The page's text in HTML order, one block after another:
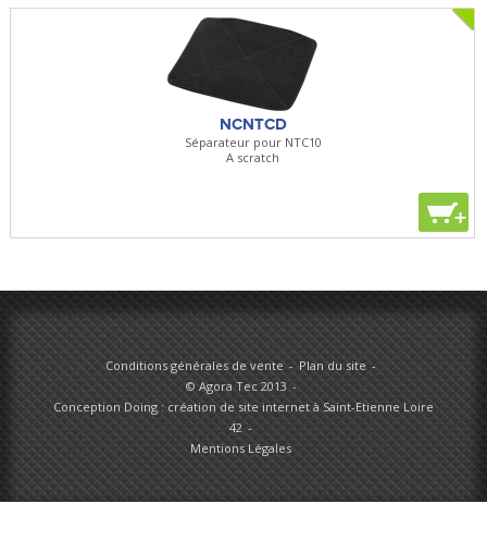
NCNTCD
Séparateur pour NTC10
A scratch
+
Conditions générales de vente
Plan du site
© Agora Tec 2013
Conception Doing : création de site internet à Saint-Etienne Loire
42
Mentions Légales